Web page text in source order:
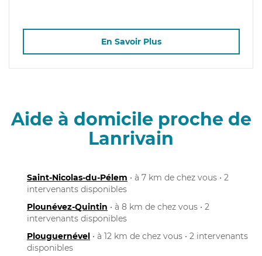
En Savoir Plus
Aide à domicile proche de
Lanrivain
Saint-Nicolas-du-Pélem • à 7 km de chez vous • 2
intervenants disponibles
Plounévez-Quintin • à 8 km de chez vous • 2
intervenants disponibles
Plouguernével • à 12 km de chez vous • 2 intervenants
disponibles